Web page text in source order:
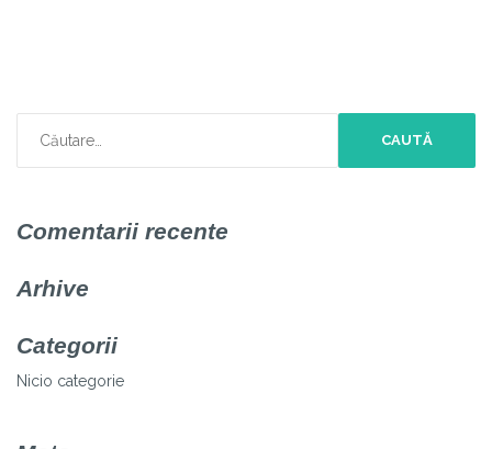
Comentarii recente
Arhive
Categorii
Nicio categorie